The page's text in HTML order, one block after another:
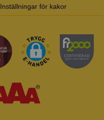
Inställningar för kakor